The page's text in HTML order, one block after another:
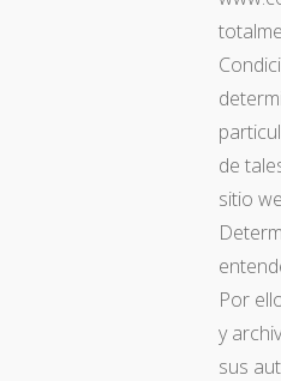
de
sitio
Por
y
sus